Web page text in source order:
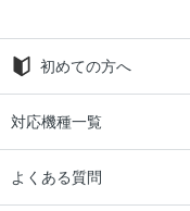
初めての方へ
対応機種一覧
よくある質問